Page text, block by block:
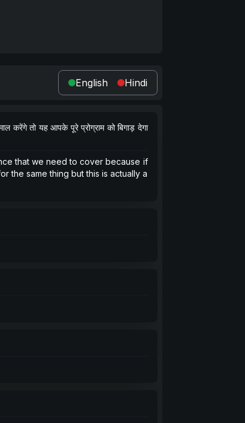
English Hindi
तो यह आपके पूरे प्रोग्राम को बिगाड़ देगा
that we need to cover because if
the same thing but this is actually a